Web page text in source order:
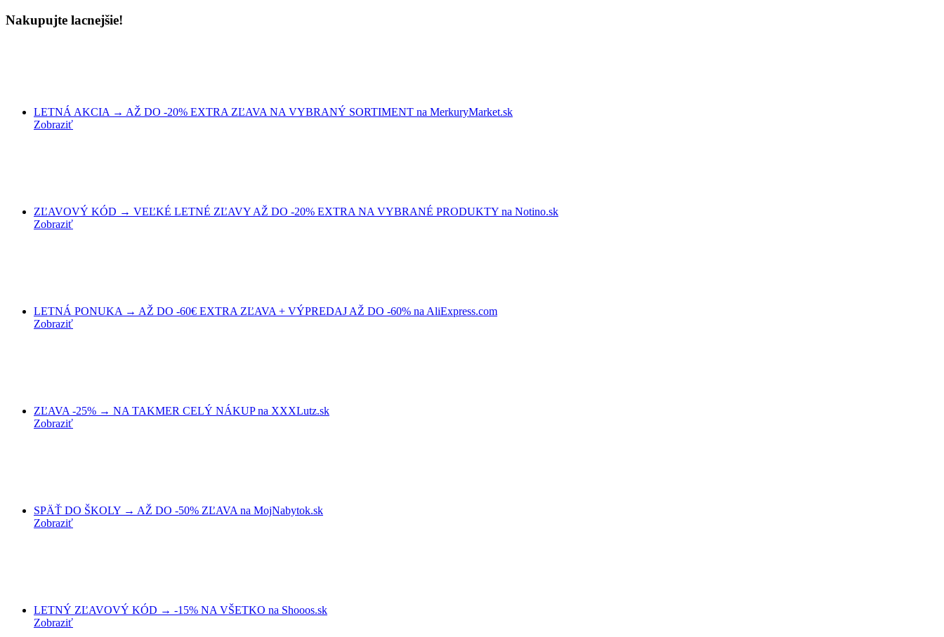
Nakupujte lacnejšie!
LETNÁ AKCIA → AŽ DO -20% EXTRA ZĽAVA NA VYBRANÝ SORTIMENT na MerkuryMarket.sk
Zobraziť
ZĽAVOVÝ KÓD → VEĽKÉ LETNÉ ZĽAVY AŽ DO -20% EXTRA NA VYBRANÉ PRODUKTY na Notino.sk
Zobraziť
LETNÁ PONUKA → AŽ DO -60€ EXTRA ZĽAVA + VÝPREDAJ AŽ DO -60% na AliExpress.com
Zobraziť
ZĽAVA -25% → NA TAKMER CELÝ NÁKUP na XXXLutz.sk
Zobraziť
SPÄŤ DO ŠKOLY → AŽ DO -50% ZĽAVA na MojNabytok.sk
Zobraziť
LETNÝ ZĽAVOVÝ KÓD → -15% NA VŠETKO na Shooos.sk
Zobraziť